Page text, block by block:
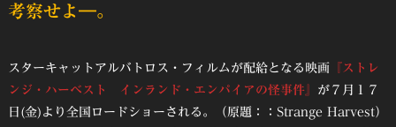
考察せよ―。
スターキャットアルバトロス・フィルムが配給となる映画 『ストレ
ンジ・ハーベスト インランド・エンパイアの怪事件』 が７月１７
日(金)より全国ロードショーされる。（原題：：Strange Harvest）